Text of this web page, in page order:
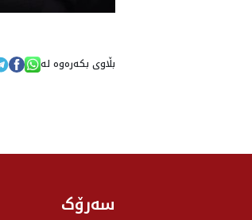
بڵاوی بکەرەوە لە
سەرۆک